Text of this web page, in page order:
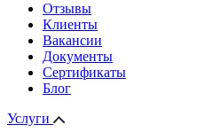
Отзывы
Клиенты
Вакансии
Документы
Сертификаты
Блог
Услуги